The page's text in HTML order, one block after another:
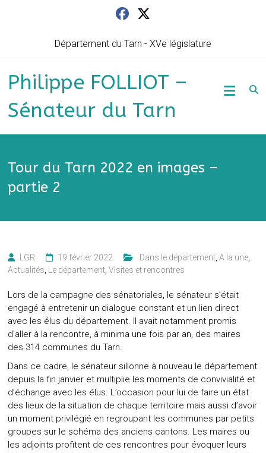
Département du Tarn - XVe législature
Philippe FOLLIOT –
Sénateur du Tarn
Tour du Tarn 2022 en images –
partie 2
LGR 19 février 2022 ‎ ‎ Dans le département ,A la une
Actualités
Le département ,Visites et rencontres
Lors de la campagne des sénatoriales, le sénateur s’était
engagé à entretenir un dialogue constant et un lien direct
avec les élus du département. Il avait notamment promis
d’aller à la rencontre, à minima une fois par an, des maires
des 314 communes du Tarn.
Dans ce cadre, le sénateur sillonne à nouveau le département
depuis la fin janvier et multiplie les moments de convivialité et
d’échange avec les élus. L’occasion pour lui de faire un état
des lieux de la situation de chaque territoire mais aussi d’avoir
un moment privilégié en regroupant les communes par petits
groupes sur le schéma des anciens cantons. Les maires ou
les adjoints profitent de ces rencontres pour évoquer leurs